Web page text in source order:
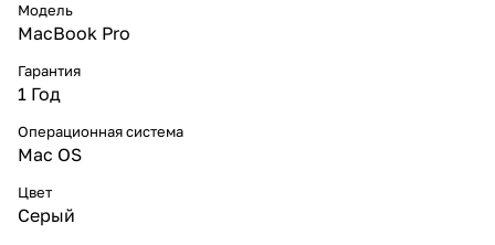
Модель
MacBook Pro
Гарантия
1 Год
Операционная система
Mac OS
Цвет
Серый